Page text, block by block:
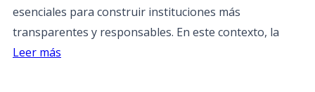
esenciales para construir instituciones más
transparentes y responsables. En este contexto, la
Leer más